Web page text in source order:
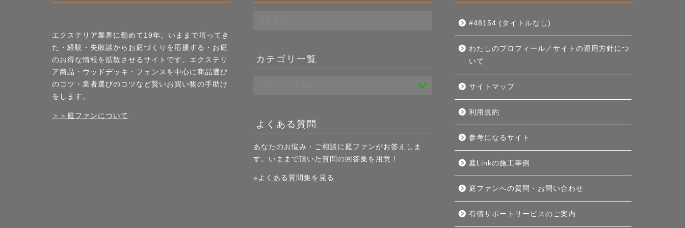
エクステリア業界に勤めて19年。いままで培ってき
た・経験・失敗談からお庭づくりを応援する・お庭
のお得な情報を拡散させるサイトです。エクステリ
ア商品・ウッドデッキ・フェンスを中心に商品選び
のコツ・業者選びのコツなど賢いお買い物の手助け
をします。
＞＞庭ファンについて
一
覧
カテゴリ一覧
よくある質問
あなたのお悩み・ご相談に庭ファンがお答えしま
す。いままで頂いた質問の回答集を用意！
»よくある質問集を見る
#48154 (タイトルなし)
わたしのプロフィール／サイトの運用方針につ
いて
サイトマップ
利用規約
参考になるサイト
庭Linkの施工事例
庭ファンへの質問・お問い合わせ
有償サポートサービスのご案内